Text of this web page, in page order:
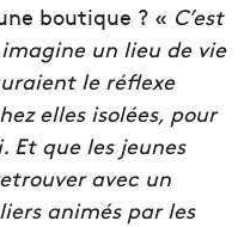
boutique ? « C’est
un lieu de vie
le réflexe
elles isolées, pour
Et que les jeunes
avec un
animés par les